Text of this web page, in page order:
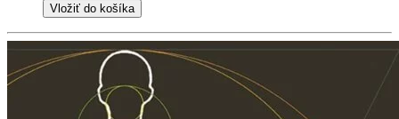
Vložiť do košíka